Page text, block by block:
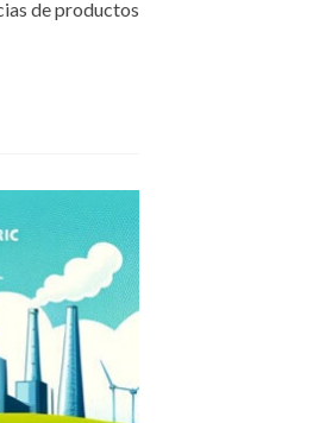
de productos